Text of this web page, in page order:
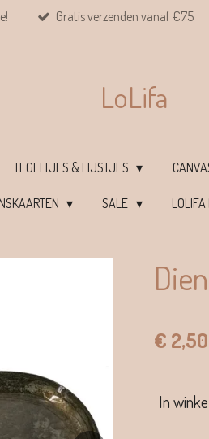
Gratis verzenden vanaf €75
LoLifa
TEGELTJES & LIJSTJES
SALE LOLIFA
€ 2,50
In